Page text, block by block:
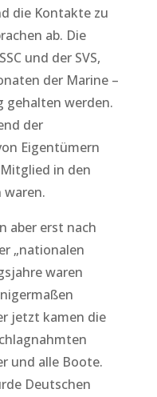
die Kontakte zu
ab. Die
und der SVS,
der Marine –
gehalten werden.
der
Eigentümern
in den
aber erst nach
„nationalen
waren
jetzt kamen die
und alle Boote.
Deutschen